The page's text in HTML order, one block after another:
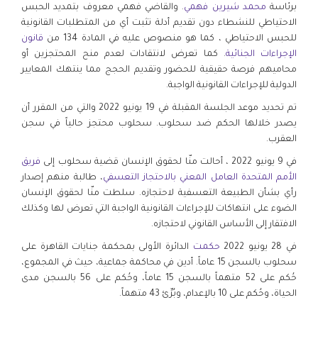
برئاسة محمد شيرين فهمي. والقاضي فهمي معروف بتمديد الحبس
الاحتياطي للنشطاء دون تقديم أدلة تثبت أي من المتطلبات القانونية
للحبس الاحتياطي ، كما هو منصوص عليه في المادة 134 من
قانون
الإجراءات الجنائية. كما تعرض لانتقادات لعدم منح المحتجزين أو
محاميهم فرصة حقيقية للحضور وتقديم الحجج مما ينتهك المعايير
الدولية للإجراءات القانونية الواجبة.
تم تحديد موعد الجلسة المقبلة في 19 يونيو 2022 والتي من المقرر أن
يصدر خلالها الحكم ضد سحلوب. سحلوب محتجز حالياً في سجن
العقرب.
في 9 يونيو 2022 ، أحالت منّا لحقوق الإنسان قضية سحلوب إلى
فريق
الأمم المتحدة العامل المعني بالاحتجاز التعسفي، طالبة منهم إصدار
رأي بشأن الطبيعة التعسفية لاحتجازه. سلطت منّا لحقوق الإنسان
الضوء على انتهاكات للإجراءات القانونية الواجبة التي تعرض لها وكذلك
الافتقار إلى الأساس القانوني لاحتجازه.
في 28 يونيو 2022 حكمت الدائرة الأولى بمحكمة جنايات القاهرة على
سحلوب بالسجن 15 عاماً. أدين في محاكمة جماعية، حيث في المجموع،
حُكم على 52 متهماً بالسجن 15 عاماً، وحُكم على 56 بالسجن مدى
الحياة، وحُكم على 10 بالإعدام، وبُرِّئ 43 متهماً.